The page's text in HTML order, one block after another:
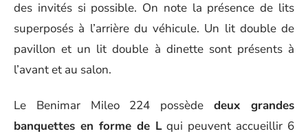
des invités si possible. On note la présence de lits
superposés à l’arrière du véhicule. Un lit double de
pavillon et un lit double à dinette sont présents à
l’avant et au salon.
Le Benimar Mileo 224 possèdedeux grandes
banquettes en forme de Lqui peuvent accueillir 6